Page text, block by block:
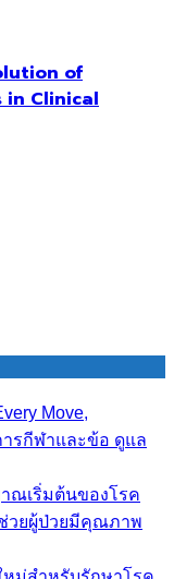
of
in Clinical
Move,
ารกีฬาและข้อ ดูแล
าณเริ่มต้นของโรค
วยผู้ป่วยมีคุณภาพ